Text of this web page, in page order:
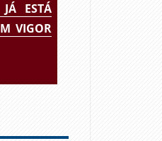
ESTÁ
VIGOR